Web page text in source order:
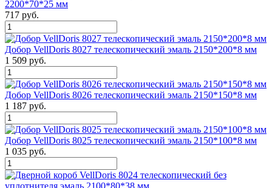
2200*70*25 мм
717 руб.
Добор VellDoris 8027 телескопический эмаль 2150*200*8 мм
1 509 руб.
Добор VellDoris 8026 телескопический эмаль 2150*150*8 мм
1 187 руб.
Добор VellDoris 8025 телескопический эмаль 2150*100*8 мм
1 035 руб.